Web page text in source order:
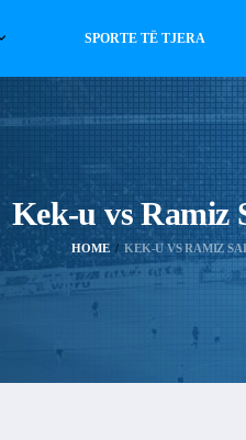
SPORTE TË TJERA
Kek-u vs Ramiz
HOME KEK-U VS RAMIZ